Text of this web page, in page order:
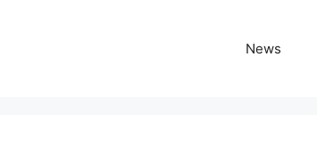
News